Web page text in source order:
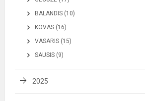
BALANDIS (10)
KOVAS (16)
VASARIS (15)
SAUSIS (9)
2025